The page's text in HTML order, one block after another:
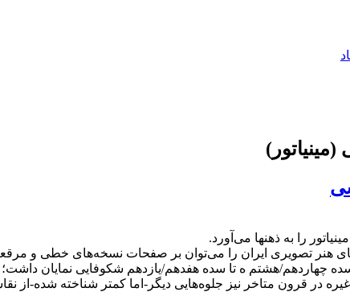
را به ذهنها می‌آورد.
هنر تصویری ایران را می‌توان بر صفحات نسخه‌های خطی و
چهاردهم/هشتم ه تا سده هفدهم/یازدهم شکوفایی نمایان داشت؛
در قرون متاخر نیز جلوه‌هایی دیگر-اما کمتر شناخته شده-از